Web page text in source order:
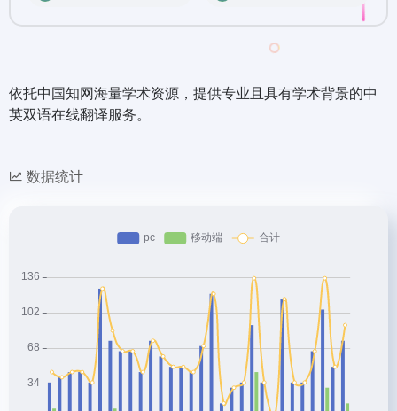
依托中国知网海量学术资源，提供专业且具有学术背景的中
英双语在线翻译服务。
数据统计